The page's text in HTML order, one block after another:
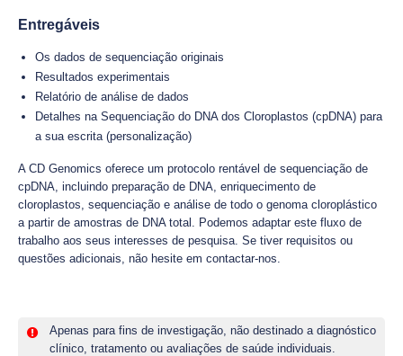
Entregáveis
Os dados de sequenciação originais
Resultados experimentais
Relatório de análise de dados
Detalhes na Sequenciação do DNA dos Cloroplastos (cpDNA) para
a sua escrita (personalização)
A CD Genomics oferece um protocolo rentável de sequenciação de
cpDNA, incluindo preparação de DNA, enriquecimento de
cloroplastos, sequenciação e análise de todo o genoma cloroplástico
a partir de amostras de DNA total. Podemos adaptar este fluxo de
trabalho aos seus interesses de pesquisa. Se tiver requisitos ou
questões adicionais, não hesite em contactar-nos.
Apenas para fins de investigação, não destinado a diagnóstico
clínico, tratamento ou avaliações de saúde individuais.